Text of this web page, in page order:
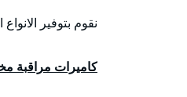
نقوم بتوفير
كاميرات مراقبة